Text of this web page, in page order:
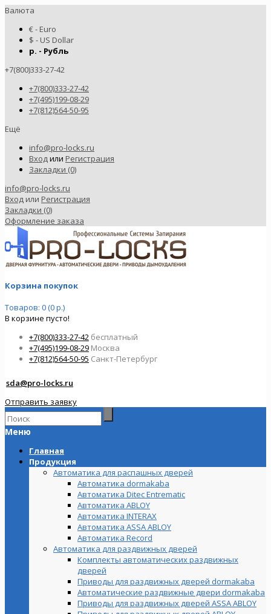
Валюта
€ - Euro
$ - US Dollar
р. - Рубль
+7(800)333-27-42
+7(800)333-27-42
+7(495)199-08-29
+7(812)564-50-95
Ещё
info@pro-locks.ru
Входили Регистрация
Закладки (0)
info@pro-locks.ru
Вход или Регистрация
Закладки (0)
Оформление заказа
Корзина покупок
Товаров: 0 (0 р.)
В корзине пусто!
+7(800)333-27-42 бесплатный
+7(495)199-08-29 Москва
+7(812)564-50-95 Санкт-Петербург
sda@pro-locks.ru
Отправить заявку
Меню
Главная
Продукция
Автоматика для распашных дверей
Автоматика dormakaba
Автоматика Ditec Entrematic
Автоматика ABLOY
Автоматика INTERAX
Автоматика ASSA ABLOY
Автоматика Record
Автоматика для раздвижных дверей
Комплекты автоматических раздвижных
дверей
Приводы для раздвижных дверей dormakaba
Автоматические раздвижные двери dormakaba
Приводы для раздвижных дверей ASSA ABLOY